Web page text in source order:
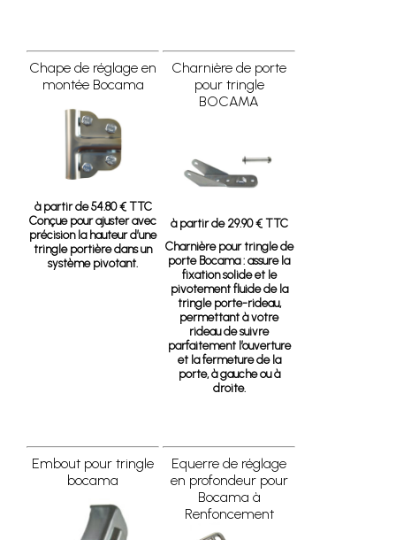
Chape de réglage en
montée Bocama
à partir de 54.80 € TTC
Conçue pour ajuster avec
précision la hauteur d’une
tringle portière dans un
système pivotant.
Charnière de porte
pour tringle
BOCAMA
à partir de 29.90 € TTC
Charnière pour tringle de
porte Bocama: assure la
fixation solide et le
pivotement fluide de la
tringle porte-rideau,
permettant à votre
rideau de suivre
parfaitement l’ouverture
et la fermeture de la
porte, à gauche ou à
droite.
Embout pour tringle
bocama
Equerre de réglage
en profondeur pour
Bocama à
Renfoncement